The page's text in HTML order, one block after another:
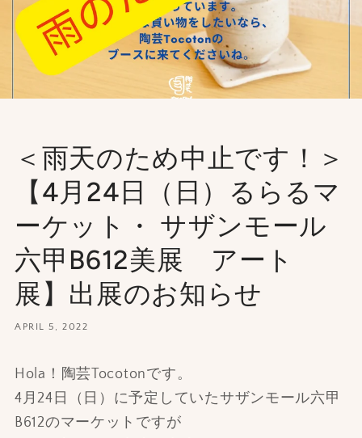
＜雨天のため中止です！＞
【4月24日（日）るらるマ
ーケット・ サザンモール
六甲B612美展 アート
展】出展のお知らせ
APRIL 5, 2022
Hola！陶芸Tocotonです。
4月24日（日）に予定していたサザンモール六甲
B612のマーケットですが